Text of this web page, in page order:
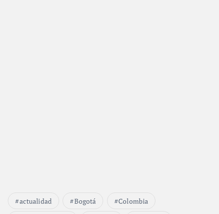
actualidad Bogotá
Colombia